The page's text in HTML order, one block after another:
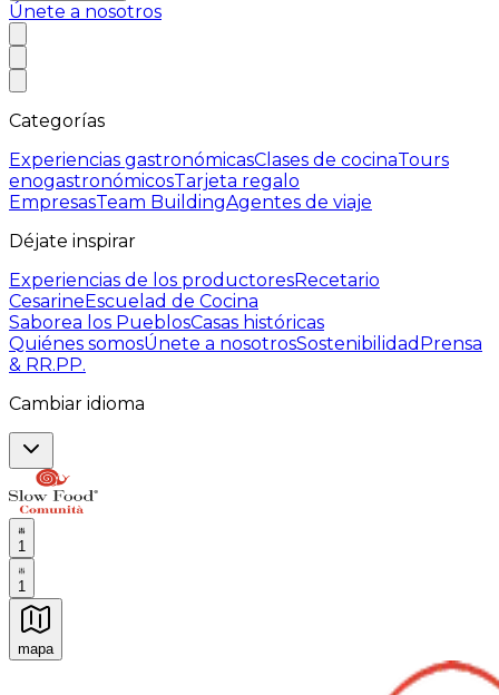
Únete a nosotros
Categorías
Experiencias gastronómicasClases de cocinaTours
enogastronómicosTarjeta regalo
EmpresasTeam BuildingAgentes de viaje
Déjate inspirar
Experiencias de los productoresRecetario
CesarineEscuelad de Cocina
Saborea los PueblosCasas históricas
Quiénes somosÚnete a nosotrosSostenibilidad Prensa
& RR.PP.
Cambiar idioma
1
1
mapa
Experiencias culinarias inolvidables: Experiencias